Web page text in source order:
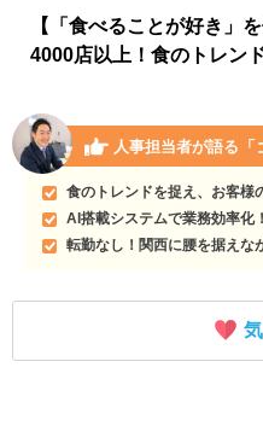
【「食べることが好き」
4000店以上！食のトレン
人事担当者が語る
食のトレンドを捉え、お客様
AI搭載システムで業務効率化
転勤なし！関西に腰を据えな